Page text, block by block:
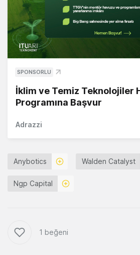
SPONSORLU
İklim ve Temiz Teknolojiler
Programına Başvur
Adrazzi
Anybotics Walden Catalyst
Ngp Capital
1 beğeni